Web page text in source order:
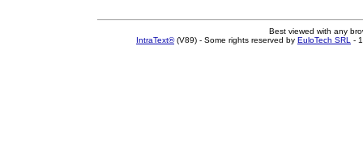
Best viewed with any
IntraText®(V89) - Some rights reserved by EuloTech SRL -